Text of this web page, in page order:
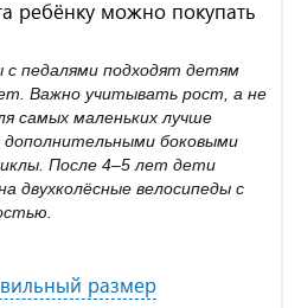
ребёнку можно покупать
с педалями подходят детям
Важно учитывать рост, а не
самых маленьких лучше
боковыми
После 4–5 лет дети
двухколёсные велосипеды с
размер